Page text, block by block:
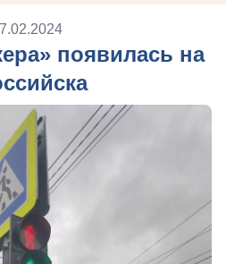
появилась на